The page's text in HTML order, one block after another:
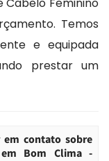
Temos
e equipada
prestar um
contato sobre
em Bom Clima -